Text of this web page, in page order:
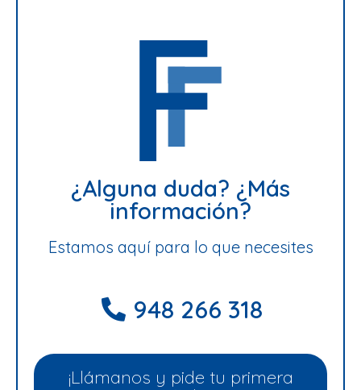
¿Alguna duda? ¿Más
información?
Estamos aquí para lo que necesites
948 266 318
¡Llámanos y pide tu primera